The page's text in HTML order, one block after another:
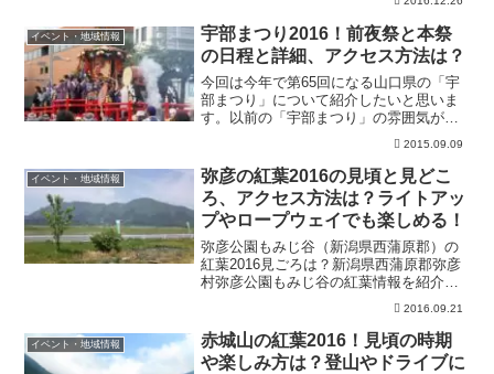
す。毎年、雪がつもる寒い日に行われる
この火祭りは、火の粉...
イベント・地域情報
宇部まつり2016！前夜祭と本祭
の日程と詳細、アクセス方法は？
今回は今年で第65回になる山口県の「宇
部まつり」について紹介したいと思いま
す。以前の「宇部まつり」の雰囲気がわ
かる動画があったので、まずチェックし
てみてください。この宇部まつりは前夜
祭と本祭の2日間行われるお祭りなので、
その詳細をまとめてみ...
2015.09.09
イベント・地域情報
弥彦の紅葉2016の見頃と見どこ
ろ、アクセス方法は？ライトアッ
プやロープウェイでも楽しめる！
弥彦公園もみじ谷（新潟県西蒲原郡）の
紅葉2016見ごろは？新潟県西蒲原郡弥彦
村弥彦公園もみじ谷の紅葉情報を紹介し
たいと思います。弥彦温泉郷の中にあ
る、紅葉の名所です。新潟の秋を、温泉
と共にたのしみませんか。弥彦公園紅葉
の見ごろは？見ごろは例...
2016.09.21
イベント・地域情報
赤城山の紅葉2016！見頃の時期
や楽しみ方は？登山やドライブに